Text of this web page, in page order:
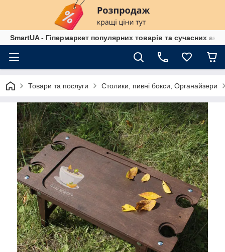
SmartUA - Гіпермаркет популярних товарів та сучасних
Товари та послуги Столики, пивні бокси, Органайзери